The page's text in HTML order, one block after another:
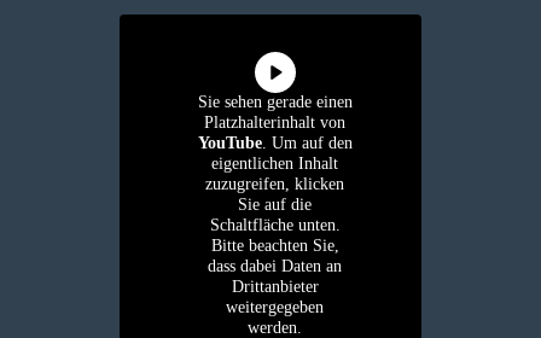
Sie sehen gerade einen
Platzhalterinhalt von
YouTube. Um auf den
eigentlichen Inhalt
zuzugreifen, klicken
Sie auf die
Schaltfläche unten.
Bitte beachten Sie,
dass dabei Daten an
Drittanbieter
weitergegeben
werden.